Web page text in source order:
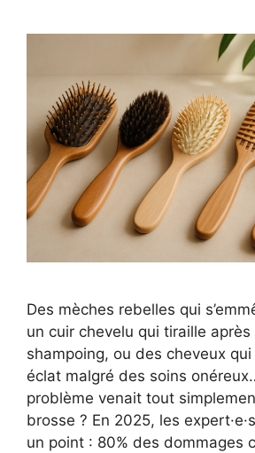
Des mèches rebelles qui
un cuir chevelu qui tiraille après
shampoing, ou des cheveux
éclat malgré des soins
problème venait tout
brosse ? En 2025, les
un point : 80% des dommages